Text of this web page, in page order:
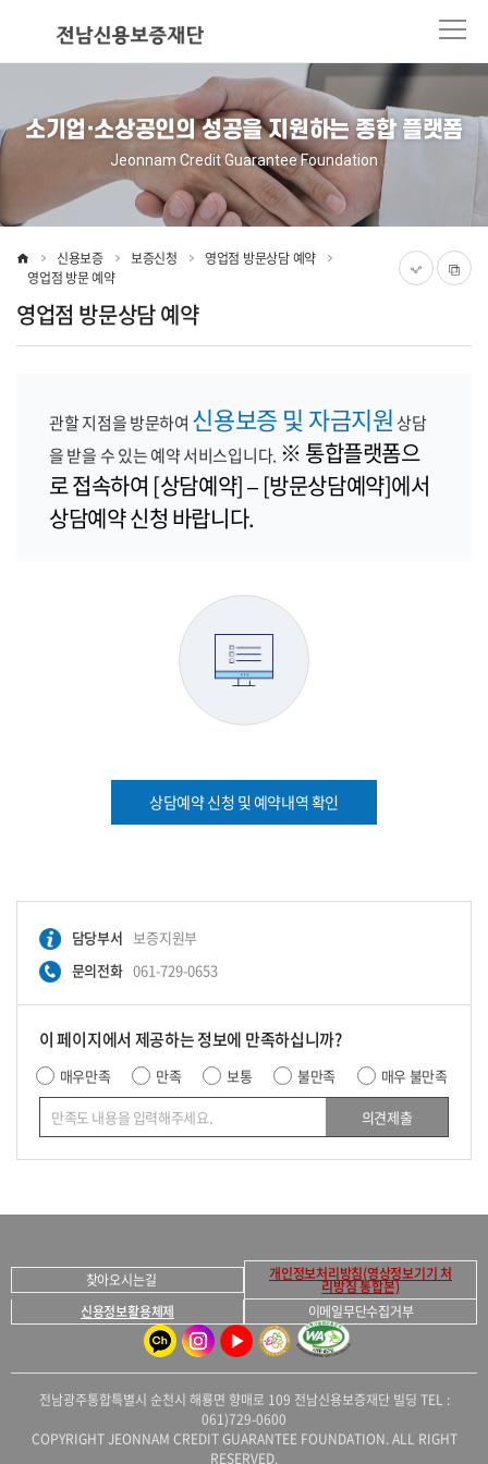
바
기
뉴
가
기
소기업·소상공인의 성공을 지원하는 종합 플랫폼
Jeonnam Credit Guarantee Foundation
신용보증 보증신청
영업점 방문상담 예약
영업점 방문 예약
영업점 방문상담 예약
관할 지점을 방문하여 신용보증 및 자금지원 상담
을 받을 수 있는 예약 서비스입니다. ※ 통합플랫폼으
로 접속하여 [상담예약] – [방문상담예약]에서
상담예약 신청 바랍니다.
상담예약 신청 및 예약내역 확인
담당부서 보증지원부
문의전화 061-729-0653
이 페이지에서 제공하는 정보에 만족하십니까?
매우만족 만족 보통 불만족
매우 불만족
의견제출
찾아오시는길 개인정보처리방침(영상정보기기 처
리방침 통합본)
신용정보활용체제
이메일무단수집거부
전남광주통합특별시 순천시 해룡면 향매로 109 전남신용보증재단 빌딩 TEL :
061)729-0600
COPYRIGHT JEONNAM CREDIT GUARANTEE FOUNDATION. ALL RIGHT
RESERVED.